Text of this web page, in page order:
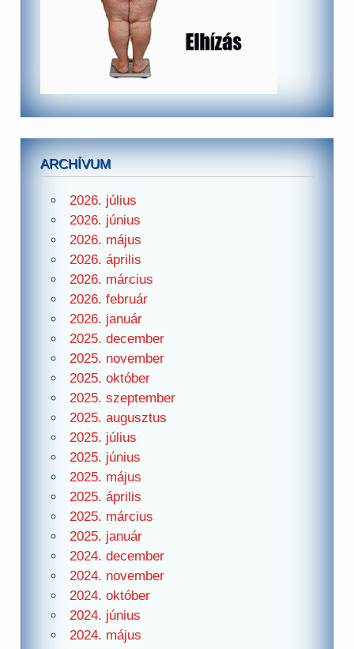
ARCHÍVUM
2026. július
2026. június
2026. május
2026. április
2026. március
2026. február
2026. január
2025. december
2025. november
2025. október
2025. szeptember
2025. augusztus
2025. július
2025. június
2025. május
2025. április
2025. március
2025. január
2024. december
2024. november
2024. október
2024. június
2024. május